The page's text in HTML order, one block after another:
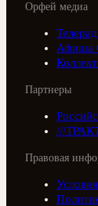
Орфей медиа
Афиша
Партнеры
///
Правовая